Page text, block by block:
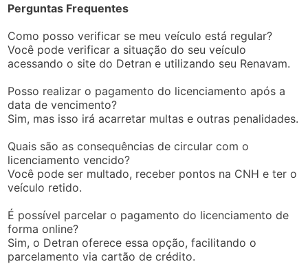
Perguntas Frequentes
Como posso verificar se meu veículo está regular?
Você pode verificar a situação do seu veículo
acessando o site do Detran e utilizando seu Renavam.
Posso realizar o pagamento do licenciamento após a
data de vencimento?
Sim, mas isso irá acarretar multas e outras penalidades.
Quais são as consequências de circular com o
licenciamento vencido?
Você pode ser multado, receber pontos na CNH e ter o
veículo retido.
É possível parcelar o pagamento do licenciamento de
forma online?
Sim, o Detran oferece essa opção, facilitando o
parcelamento via cartão de crédito.